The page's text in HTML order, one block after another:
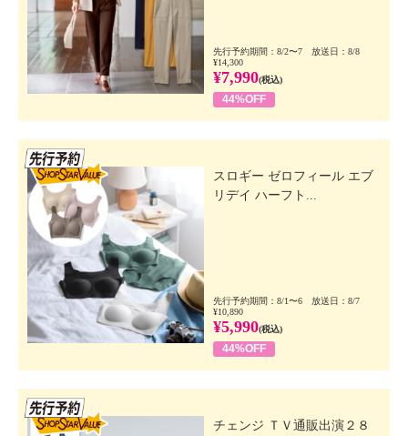
先行予約期間：8/2〜7 放送日：8/8
¥14,300
¥7,990(税込)
44%OFF
スロギー ゼロフィール エブ
リデイ ハーフト...
先行予約期間：8/1〜6 放送日：8/7
¥10,890
¥5,990(税込)
44%OFF
チェンジ ＴＶ通販出演２８